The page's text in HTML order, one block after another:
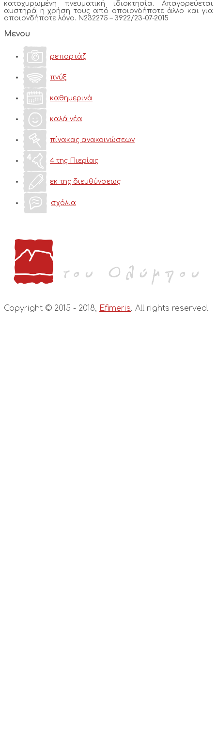
κατοχυρωμένη πνευματική ιδιοκτησία. Απαγορεύεται
αυστηρά η χρήση τους από οποιονδήποτε άλλο και για
οποιονδήποτε λόγο. Ν232275 – 3922/23-07-2015
Μενου
ρεπορτάζ
πνύξ
καθημερινά
καλά νέα
πίνακας ανακοινώσεων
4 της Πιερίας
εκ της διευθύνσεως
σχόλια
Copyright © 2015 - 2018, Efimeris. All rights reserved.